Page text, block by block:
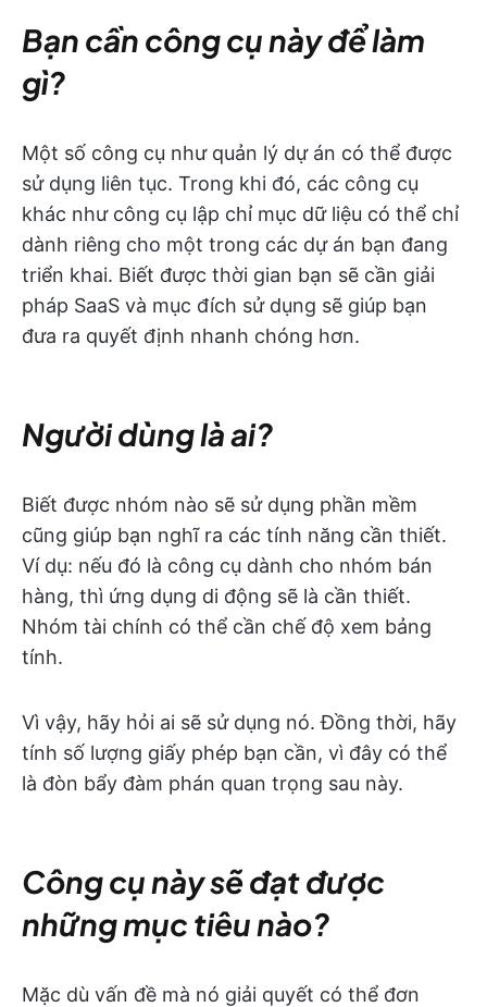
Bạn cần công cụ này để làm
gì?
Một số công cụ như quản lý dự án có thể được
sử dụng liên tục. Trong khi đó, các công cụ
khác như công cụ lập chỉ mục dữ liệu có thể chỉ
dành riêng cho một trong các dự án bạn đang
triển khai. Biết được thời gian bạn sẽ cần giải
pháp SaaS và mục đích sử dụng sẽ giúp bạn
đưa ra quyết định nhanh chóng hơn.
Người dùng là ai?
Biết được nhóm nào sẽ sử dụng phần mềm
cũng giúp bạn nghĩ ra các tính năng cần thiết.
Ví dụ: nếu đó là công cụ dành cho nhóm bán
hàng, thì ứng dụng di động sẽ là cần thiết.
Nhóm tài chính có thể cần chế độ xem bảng
tính.
Vì vậy, hãy hỏi ai sẽ sử dụng nó. Đồng thời, hãy
tính số lượng giấy phép bạn cần, vì đây có thể
là đòn bẩy đàm phán quan trọng sau này.
Công cụ này sẽ đạt được
những mục tiêu nào?
Mặc dù vấn đề mà nó giải quyết có thể đơn